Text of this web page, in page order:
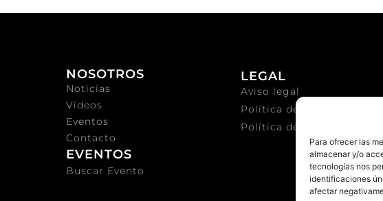
Para ofrecer las
almacenar y/o
tecnologías nos
identificaciones
afectar
NOSOTROS
Noticias
Vídeos
Eventos
Contacto
EVENTOS
Buscar Evento
LEGAL
Aviso legal
Política de privacidad
Política de cookies